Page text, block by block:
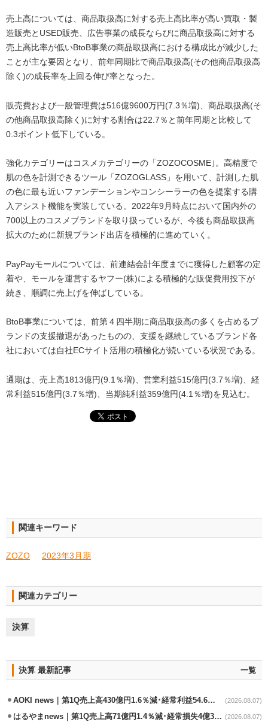
売上高については、商品取扱高に対する売上高比率が高い買取・製
造販売とUSED販売、広告事業の成長ならびに商品取扱高に対する
売上高比率が低いBtoB事業の商品取扱高における構成比が減少した
ことが主な要因となり、前年同期比で商品取扱高(その他商品取扱高
除く)の成長率を上回る伸び率となった。
販売費および一般管理費は516億9600万円(7.3％増)、商品取扱高(そ
の他商品取扱高除く)に対する割合は22.7％と前年同期と比較して
0.3ポイント低下している。
強化カテゴリーはコスメカテゴリーの「ZOZOCOSME｣。高精度で
肌の色を計測できるツール「ZOZOGLASS」を用いて、計測した肌
の色に最も近いファンデーションやコンシーラーの色を提案する購
入アシスト機能を実装している。2022年9月時点において国内外の
700以上のコスメブランドを取り扱っているが、今後も商品取扱高
拡大のために新規ブランド出店を積極的に進めていく。
PayPayモールについては、前連結会計年度までに獲得した顧客の定
着や、モールを運営するヤフー(株)による積極的な販促費用投下が
続き、順調に売上げを伸ばしている。
BtoB事業については、前第４四半期に商品取扱高の多くを占めるブ
ランドの支援撤退があったものの、支援を継続しているブランド各
社においては自社ECサイト活用の積極化が続いている状況である。
通期は、売上高1813億円(9.1％増)、営業利益515億円(3.7％増)、経
常利益515億円(3.7％増)、当期純利益359億円(4.1％増)を見込む。
関連キーワード
ZOZO 2023年3月期
関連カテゴリー
決算
決算 最新記事 一覧
AOKI news｜第1Q売上高430億円1.6％減･経常利益54.6％減 (2026.08.07)
はるやまnews｜第1Q売上高71億円1.4％減･経常損失4億3800万円 (2026.08.07)